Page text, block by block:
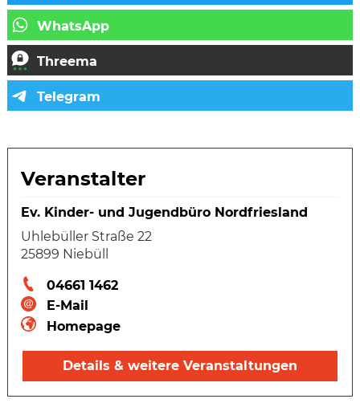
Veranstalter
Ev. Kinder- und Jugendbüro Nordfriesland
Uhlebüller Straße 22
25899 Niebüll
04661 1462
E-Mail
Homepage
Details & weitere Veranstaltungen